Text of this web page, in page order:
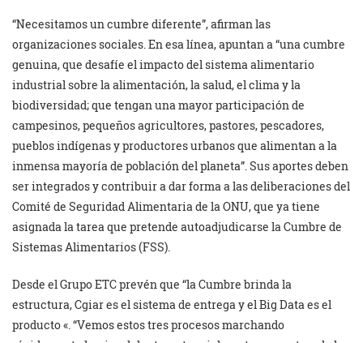
“Necesitamos un cumbre diferente”, afirman las
organizaciones sociales. En esa línea, apuntan a “una cumbre
genuina, que desafíe el impacto del sistema alimentario
industrial sobre la alimentación, la salud, el clima y la
biodiversidad; que tengan una mayor participación de
campesinos, pequeños agricultores, pastores, pescadores,
pueblos indígenas y productores urbanos que alimentan a la
inmensa mayoría de población del planeta”. Sus aportes deben
ser integrados y contribuir a dar forma a las deliberaciones del
Comité de Seguridad Alimentaria de la ONU, que ya tiene
asignada la tarea que pretende autoadjudicarse la Cumbre de
Sistemas Alimentarios (FSS).
Desde el Grupo ETC prevén que “la Cumbre brinda la
estructura, Cgiar es el sistema de entrega y el Big Data es el
producto «. “Vemos estos tres procesos marchando